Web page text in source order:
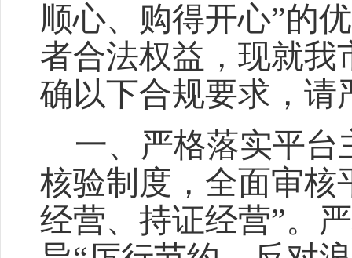
顺心、购得开心”的
者合法权益，现就我
确以下合规要求，请
一、严格落实平台
核验制度，全面审核
经营、持证经营”。